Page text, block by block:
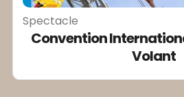
Spectacle
Convention
Volant